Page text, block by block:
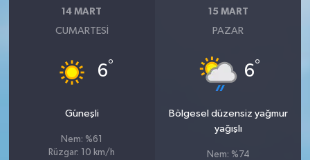
14 MART
CUMARTESI
6°
Güneşli
Nem: %61
Rüzgar: 10 km/h
15 MART
PAZAR
6°
Bölgesel düzensiz yağmur
yağışlı
Nem: %74